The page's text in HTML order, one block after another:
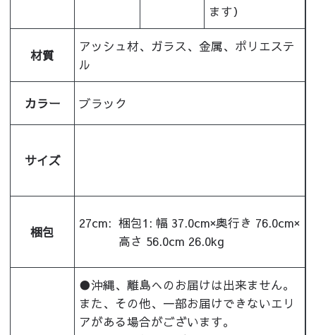
ます）
材質
アッシュ材、ガラス、金属、ポリエステ
ル
カラー ブラック
サイズ
梱包
27cm: 梱包1: 幅 37.0cm×奥行き 76.0cm×
高さ 56.0cm 26.0kg
●沖縄、離島へのお届けは出来ません。
また、その他、一部お届けできないエリ
アがある場合がございます。